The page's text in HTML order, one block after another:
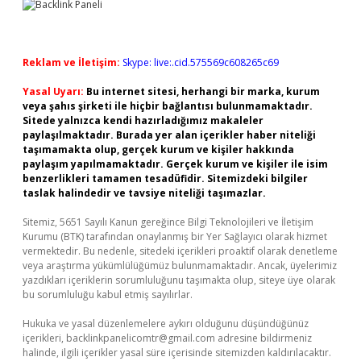
Reklam ve İletişim: Skype: live:.cid.575569c608265c69
Yasal Uyarı: Bu internet sitesi, herhangi bir marka, kurum
veya şahıs şirketi ile hiçbir bağlantısı bulunmamaktadır.
Sitede yalnızca kendi hazırladığımız makaleler
paylaşılmaktadır. Burada yer alan içerikler haber niteliği
taşımamakta olup, gerçek kurum ve kişiler hakkında
paylaşım yapılmamaktadır. Gerçek kurum ve kişiler ile isim
benzerlikleri tamamen tesadüfidir. Sitemizdeki bilgiler
taslak halindedir ve tavsiye niteliği taşımazlar.
Sitemiz, 5651 Sayılı Kanun gereğince Bilgi Teknolojileri ve İletişim
Kurumu (BTK) tarafından onaylanmış bir Yer Sağlayıcı olarak hizmet
vermektedir. Bu nedenle, sitedeki içerikleri proaktif olarak denetleme
veya araştırma yükümlülüğümüz bulunmamaktadır. Ancak, üyelerimiz
yazdıkları içeriklerin sorumluluğunu taşımakta olup, siteye üye olarak
bu sorumluluğu kabul etmiş sayılırlar.
Hukuka ve yasal düzenlemelere aykırı olduğunu düşündüğünüz
içerikleri, backlinkpanelicomtr@gmail.com adresine bildirmeniz
halinde, ilgili içerikler yasal süre içerisinde sitemizden kaldırılacaktır.